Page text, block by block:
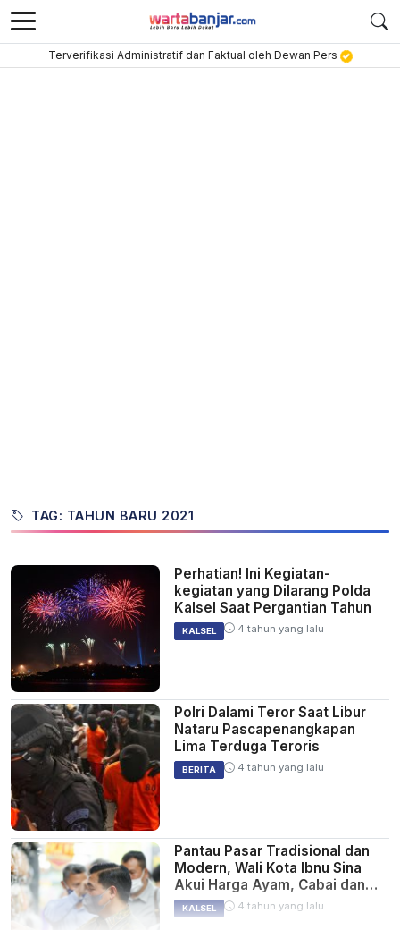
Terverifikasi Administratif dan Faktual oleh Dewan Pers
TAG: TAHUN BARU 2021
Perhatian! Ini Kegiatan-
kegiatan yang Dilarang Polda
Kalsel Saat Pergantian Tahun
KALSEL 4 tahun yang lalu
Polri Dalami Teror Saat Libur
Nataru Pascapenangkapan
Lima Terduga Teroris
BERITA 4 tahun yang lalu
Pantau Pasar Tradisional dan
Modern, Wali Kota Ibnu Sina
Akui Harga Ayam, Cabai dan
Telur Naik
KALSEL 4 tahun yang lalu